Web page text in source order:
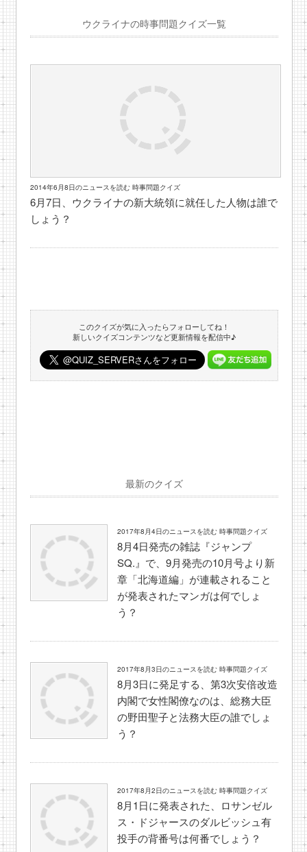
ウクライナの時事問題クイズ一覧
2014年6月8日のニュースを読む 時事問題クイズ
6月7日、ウクライナの新大統領に就任した人物は誰で
しょう？
このクイズが気に入ったらフォローしてね！
新しいクイズコンテンツなど更新情報を配信中♪
最新のクイズ
2017年8月4日のニュースを読む 時事問題クイズ
8月4日発売の雑誌『ジャンプ
SQ.』で、9月発売の10月号より新
章「北海道編」が連載されること
が発表されたマンガは何でしょ
う？
2017年8月3日のニュースを読む 時事問題クイズ
8月3日に発足する、第3次安倍改造
内閣で女性閣僚なのは、総務大臣
の野田聖子と法務大臣の誰でしょ
う？
2017年8月2日のニュースを読む 時事問題クイズ
8月1日に発表された、ロサンゼル
ス・ドジャースのダルビッシュ有
投手の背番号は何番でしょう？